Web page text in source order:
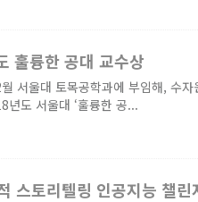
훌륭한 공대 교수상
서울대 토목공학과에 부임해, 수
년도 서울대 ‘훌륭한 공...
스토리텔링 인공지능 챌린